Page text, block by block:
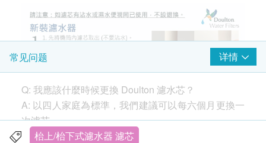
常见问题 详情
Q: 我應該什麼時候更換 Doulton 濾水芯？
A: 以四人家庭為標準，我們建議可以每六個月更換一
次濾芯。
如果您發現水流量（從水龍頭流出的水的速度）在 6
枱上/枱下式濾水器 濾芯